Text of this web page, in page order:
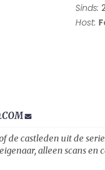
Sinds:
Host:
de castleden uit de
alleen scans en